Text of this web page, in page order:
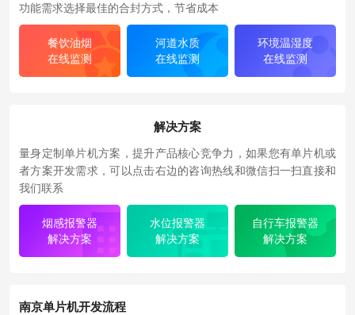
功能需求选择最佳的合封方式，节省成本
餐饮油烟
在线监测
河道水质
在线监测
环境温湿度
在线监测
解决方案
量身定制单片机方案，提升产品核心竞争力，如果您有单片机或
者方案开发需求，可以点击右边的咨询热线和微信扫一扫直接和
我们联系
烟感报警器
解决方案
水位报警器
解决方案
自行车报警器
解决方案
南京单片机开发流程